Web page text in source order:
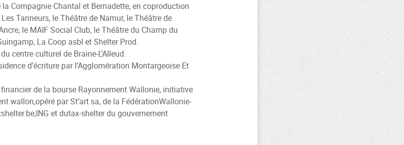
la Compagnie Chantal et Bernadette, en coproduction
Tanneurs, le Théâtre de Namur, le Théâtre de
le MAIF Social Club, le Théâtre du Champ du
La Coop asbl et Shelter Prod.
centre culturel de Braine-L’Alleud.
d’écriture par l’Agglomération Montargeoise Et
de la bourse Rayonnement Wallonie, initiative
wallon,opéré par St’art sa, de la FédérationWallonie-
et dutax-shelter du gouvernement